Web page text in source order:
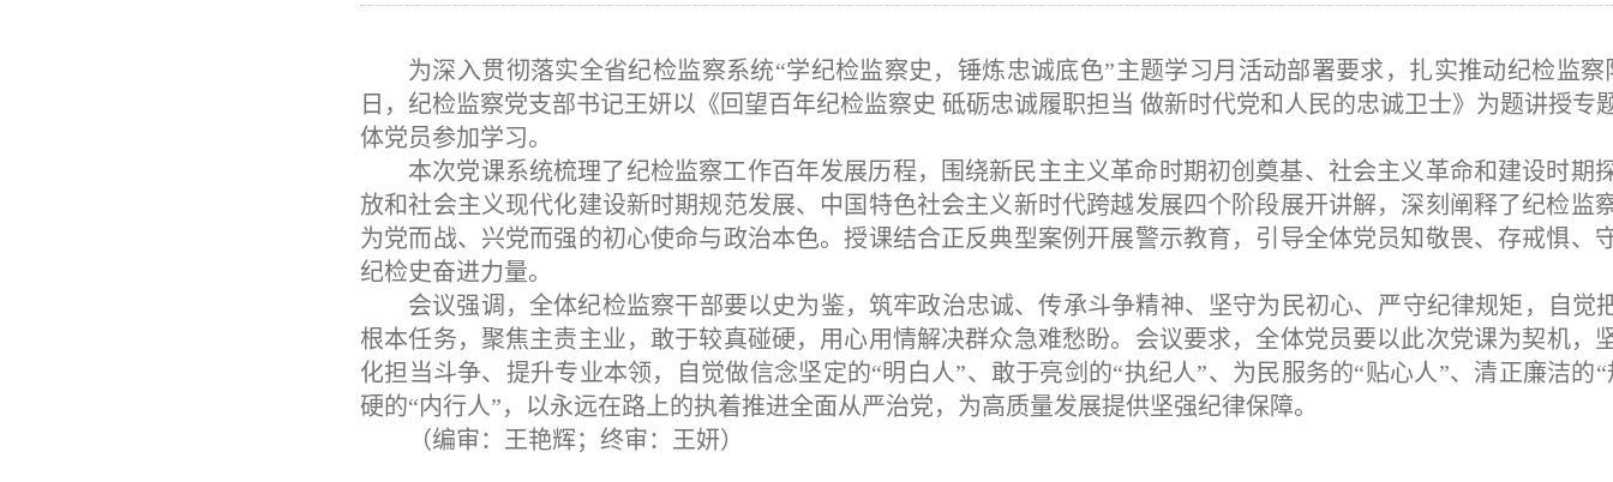
为深入贯彻落实全省纪检监察系统“学纪检监察史，锤炼忠诚底色”主题学习月活动部署要求，扎实推动纪检监察
日，纪检监察党支部书记王妍以《回望百年纪检监察史 砥砺忠诚履职担当 做新时代党和人民的忠诚卫士》为题讲授专
体党员参加学习。
本次党课系统梳理了纪检监察工作百年发展历程，围绕新民主主义革命时期初创奠基、社会主义革命和建设时期
放和社会主义现代化建设新时期规范发展、中国特色社会主义新时代跨越发展四个阶段展开讲解，深刻阐释了纪检监
为党而战、兴党而强的初心使命与政治本色。授课结合正反典型案例开展警示教育，引导全体党员知敬畏、存戒惧、
纪检史奋进力量。
会议强调，全体纪检监察干部要以史为鉴， 筑牢政治忠诚、传承斗争精神、坚守为民初心、严守纪律规矩，自觉
根本任务，聚焦主责主业，敢于较真碰硬，用心用情解决群众急难愁盼。 会议要求，全体党员要以此次党课为契机，
化担当斗争、提升专业本领，自觉做信念坚定的“明白人”、敢于亮剑的“执纪人”、为民服务的“贴心人”、清正廉洁的
硬的“内行人”，以永远在路上的执着推进全面从严治党，为高质量发展提供坚强纪律保障。
（编审：王艳辉；终审：王妍）